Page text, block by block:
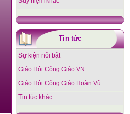
Tin tức
Sự kiện nổi bật
Giáo Hội Công Giáo VN
Giáo Hội Công Giáo Hoàn Vũ
Tin tức khác